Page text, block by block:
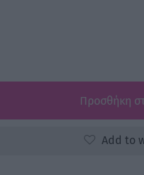
Προσθήκη
Add to